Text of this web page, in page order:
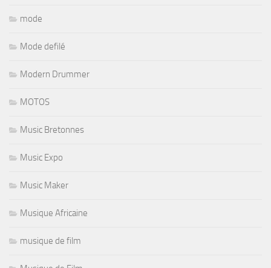
mode
Mode defilé
Modern Drummer
MOTOS
Music Bretonnes
Music Expo
Music Maker
Musique Africaine
musique de film